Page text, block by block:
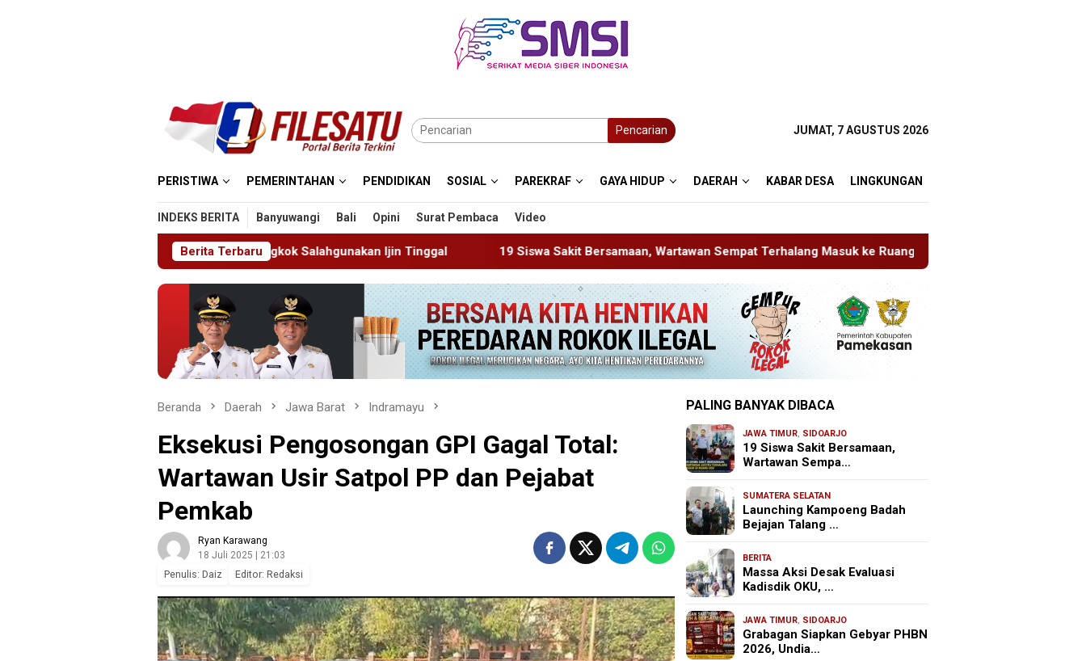
Pencarian JUMAT, 7 AGUSTUS 2026
PERISTIWA PEMERINTAHAN PENDIDIKAN SOSIAL PAREKRAF GAYA HIDUP DAERAH KABAR DESA LINGKUNGAN
INDEKS BERITA Banyuwangi Bali Opini Surat Pembaca Video
Berita Terbaru
Satu WN Tiongkok Salahgunakan Ijin Tinggal 19 Siswa Sakit Bersamaan, Wartawan Sempat Terhalang Masuk ke Ruang UGD Sambut HUT RI ke-81 di Gunung
Beranda Daerah Jawa Barat Indramayu
Eksekusi Pengosongan GPI Gagal Total:
Wartawan Usir Satpol PP dan Pejabat
Pemkab
Ryan Karawang
18 Juli 2025 | 21:03
Penulis: Daiz Editor: Redaksi
PALING BANYAK DIBACA
JAWA TIMUR, SIDOARJO
19 Siswa Sakit Bersamaan,
Wartawan Sempa…
SUMATERA SELATAN
Launching Kampoeng Badah
Bejajan Talang …
BERITA
Massa Aksi Desak Evaluasi
Kadisdik OKU, …
JAWA TIMUR, SIDOARJO
Grabagan Siapkan Gebyar PHBN
2026, Undia…